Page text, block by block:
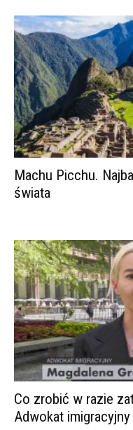
Machu Picchu.
świata
Co zrobić w razie
Adwokat imigracyjny